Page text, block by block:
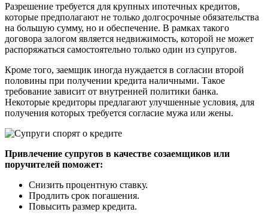
Разрешение требуется для крупных ипотечных кредитов,
которые предполагают не только долгосрочные обязательства
на большую сумму, но и обеспечение. В рамках такого
договора залогом является недвижимость, которой не может
распоряжаться самостоятельно только один из супругов.
Кроме того, заемщик иногда нуждается в согласии второй
половины при получении кредита наличными. Такое
требование зависит от внутренней политики банка.
Некоторые кредиторы предлагают улучшенные условия, для
получения которых требуется согласие мужа или жены.
Привлечение супругов в качестве созаемщиков или
поручителей поможет:
Снизить процентную ставку.
Продлить срок погашения.
Повысить размер кредита.